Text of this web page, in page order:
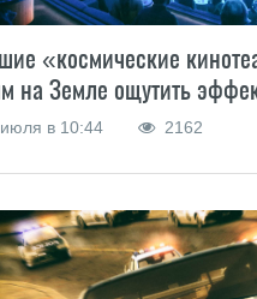
«космические
на Земле ощутить
в 10:44 2162